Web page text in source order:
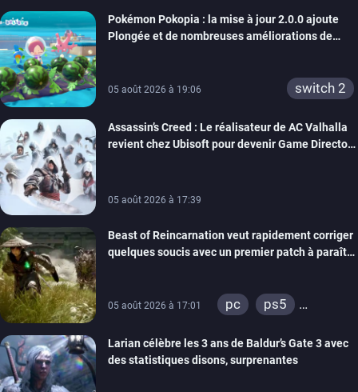
Pokémon Pokopia : la mise à jour 2.0.0 ajoute
Plongée et de nombreuses améliorations de
05 août 2026 à 19:06 switch 2
Assassin’s Creed : Le réalisateur de AC Valhalla
revient chez Ubisoft pour devenir Game Director
05 août 2026 à 17:39
Beast of Reincarnation veut rapidement corriger
quelques soucis avec un premier patch à paraître
05 août 2026 à 17:01 pc
ps5
Larian célèbre les 3 ans de Baldur’s Gate 3 avec
des statistiques disons, surprenantes